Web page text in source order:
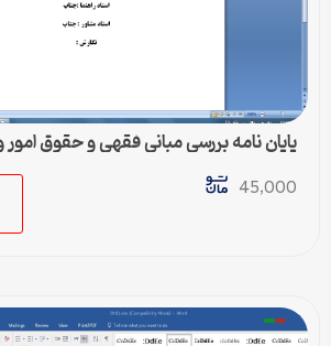
پایان نامه بررسی مبانی فقهی و حقوق امور
45,000